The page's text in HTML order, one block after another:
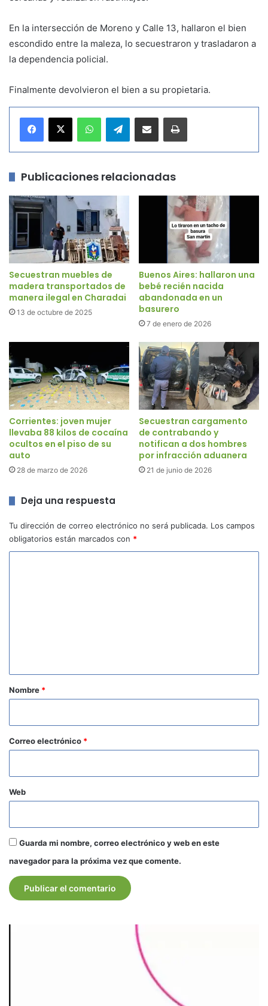
En la intersección de Moreno y Calle 13, hallaron el bien
escondido entre la maleza, lo secuestraron y trasladaron a
la dependencia policial.
Finalmente devolvieron el bien a su propietaria.
Telegram
Publicaciones relacionadas
Secuestran muebles de
madera transportados de
manera ilegal en Charadai
13 de octubre de 2025
Buenos Aires: hallaron una
bebé recién nacida
abandonada en un
basurero
7 de enero de 2026
Corrientes: joven mujer
llevaba 88 kilos de cocaína
ocultos en el piso de su
auto
28 de marzo de 2026
Secuestran cargamento
de contrabando y
notifican a dos hombres
por infracción aduanera
21 de junio de 2026
Deja una respuesta
Tu dirección de correo electrónico no será publicada. Los campos
obligatorios están marcados con *
r
o
*
Nombre *
Correo electrónico *
Web
Guarda mi nombre, correo electrónico y web en este
navegador para la próxima vez que comente.